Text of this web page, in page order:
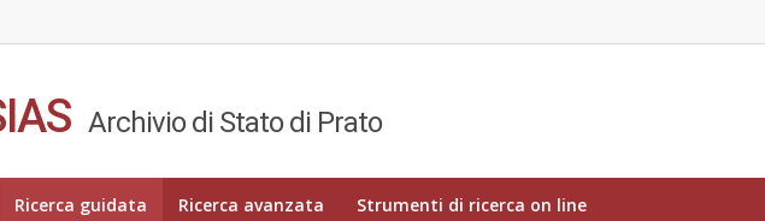
Archivio di Stato di Prato
Ricerca guidata Ricerca avanzata Strumenti di ricerca on line